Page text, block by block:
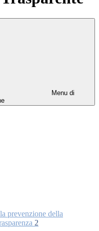
Menu di
prevenzione della
2